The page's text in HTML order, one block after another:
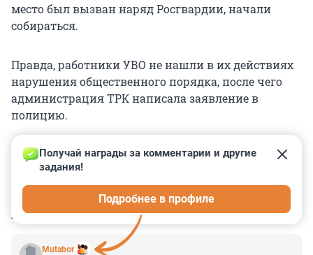
место был вызван наряд Росгвардии, начали
собираться.
Правда, работники УВО не нашли в их действиях
нарушения общественного порядка, после чего
администрация ТРК написала заявление в
полицию.
КОММЕНТАРИИ 41
Mutabor
Получай награды за комментарии и другие
задания!
Подробнее в профиле